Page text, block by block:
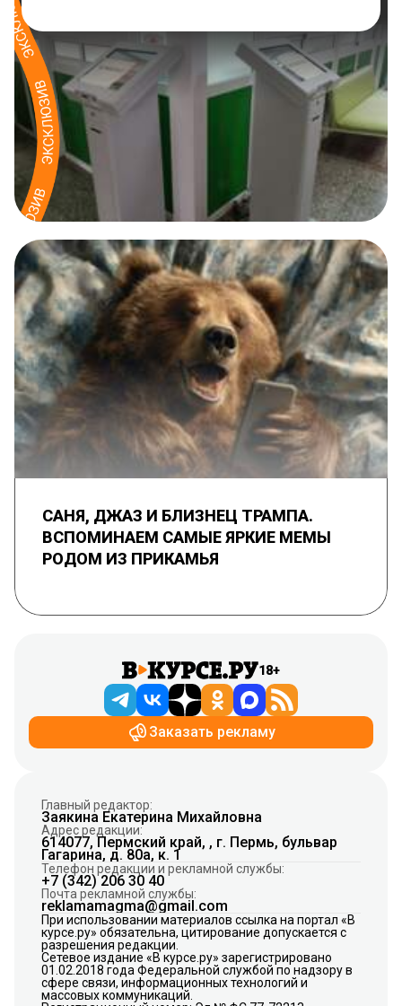
САНЯ, ДЖАЗ И БЛИЗНЕЦ ТРАМПА.
ВСПОМИНАЕМ САМЫЕ ЯРКИЕ МЕМЫ
РОДОМ ИЗ ПРИКАМЬЯ
18+
Заказать рекламу
Главный редактор:
Заякина Екатерина Михайловна
Адрес редакции:
614077, Пермский край, , г. Пермь, бульвар
Гагарина, д. 80а, к. 1
Телефон редакции и рекламной службы:
+7 (342) 206 30 40
Почта рекламной службы:
reklamamagma@gmail.com
При использовании материалов ссылка на портал «В
курсе.ру» обязательна, цитирование допускается с
разрешения редакции.
Сетевое издание «В курсе.ру» зарегистрировано
01.02.2018 года Федеральной службой по надзору в
сфере связи, информационных технологий и
массовых коммуникаций.